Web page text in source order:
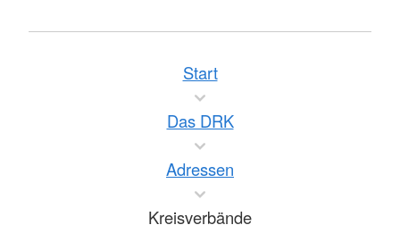
Start
Das DRK
Adressen
Kreisverbände